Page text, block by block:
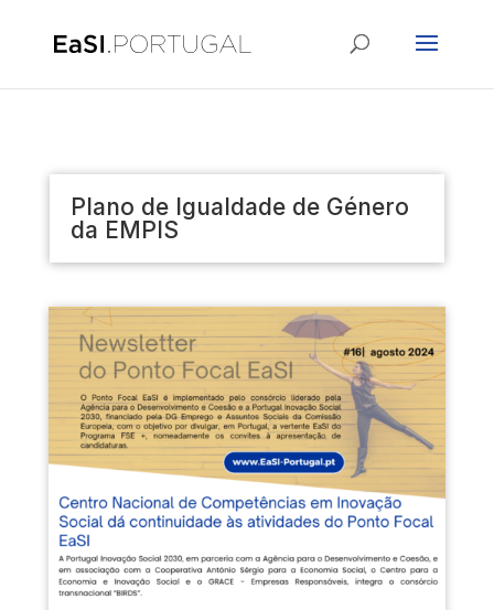
Plano de Igualdade de Género
da EMPIS